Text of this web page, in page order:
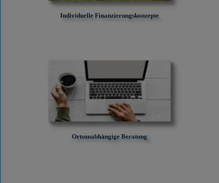
Individuelle Finanzierungskonzepte
Ortsunabhängige Beratung